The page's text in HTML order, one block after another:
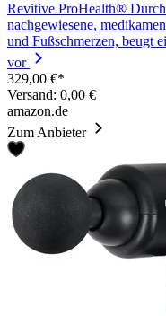
Revitive ProHealth®
nachgewiesene,
und Fußschmerzen, beugt
vor
329,00 €*
Versand: 0,00 €
amazon.de
Zum Anbieter